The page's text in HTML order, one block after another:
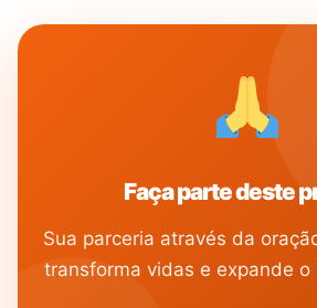
Faça parte deste
Sua parceria através da
transforma vidas e expande o
Quero ser missionário
Como ser um promotor?
Outro assunto